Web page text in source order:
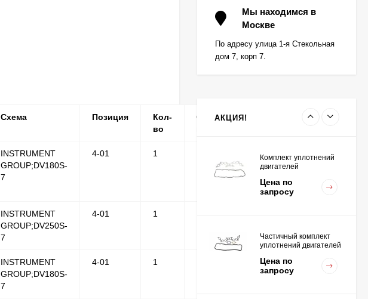
Схема Позиция
Кол-
во
Серийные
Примечание
INSTRUMENT
GROUP;DV180S-
7
4-01 1
INSTRUMENT
GROUP;DV250S-
7
4-01 1
INSTRUMENT
GROUP;DV180S-
7
4-01 1
Мы находимся в
Москве
По адресу улица 1-я Стекольная
дом 7, корп 7.
АКЦИЯ!
(1шт - 1 половинка) для
двигателей
K15,K21,K25
Цена по
Комплект уплотнений
двигателей
Цена по
запросу
Частичный комплект
уплотнений двигателей
Цена по
запросу